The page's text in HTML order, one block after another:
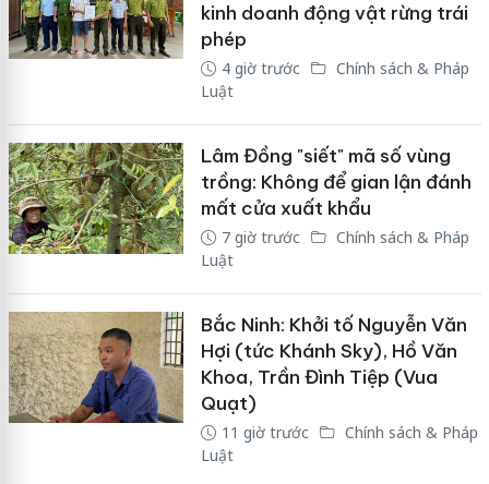
kinh doanh động vật rừng trái
phép
4 giờ trước
Chính sách & Pháp
Luật
Lâm Đồng "siết" mã số vùng
trồng: Không để gian lận đánh
mất cửa xuất khẩu
7 giờ trước
Chính sách & Pháp
Luật
Bắc Ninh: Khởi tố Nguyễn Văn
Hợi (tức Khánh Sky), Hồ Văn
Khoa, Trần Đình Tiệp (Vua
Quạt)
11 giờ trước
Chính sách & Pháp
Luật